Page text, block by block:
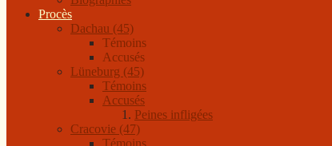
Procès
Dachau (45)
Témoins
Accusés
Lüneburg (45)
Témoins
Accusés
Peines infligées
Cracovie (47)
Témoins